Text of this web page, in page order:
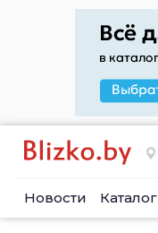
Новости Каталог